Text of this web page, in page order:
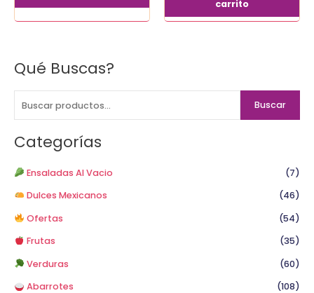
Qué Buscas?
B
c
a
p
:
Buscar
Categorías
Ensaladas Al Vacio
(7)
Dulces Mexicanos
(46)
Ofertas
(54)
Frutas
(35)
Verduras
(60)
Abarrotes
(108)
carrito